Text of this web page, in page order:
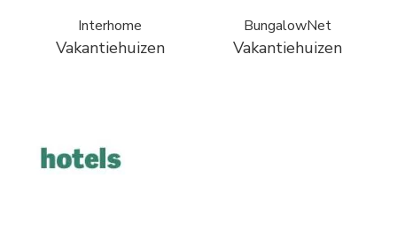
Interhome
Vakantiehuizen
BungalowNet
Vakantiehuizen